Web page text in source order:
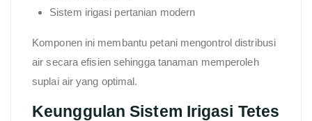
Sistem irigasi pertanian modern
Komponen ini membantu petani mengontrol distribusi
air secara efisien sehingga tanaman memperoleh
suplai air yang optimal.
Keunggulan Sistem Irigasi Tetes